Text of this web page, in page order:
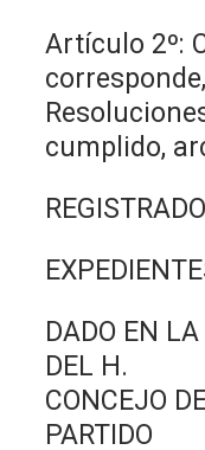
Artículo 2º:
cumplido,
DADO EN
DEL H.
CONCEJO
PARTIDO